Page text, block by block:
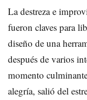
La destreza e
fueron claves para
diseño de una
después de varios
momento
alegría, salió del